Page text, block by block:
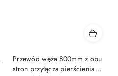
Przewód węża 800mm z obu
stron przyłącza pierścienia